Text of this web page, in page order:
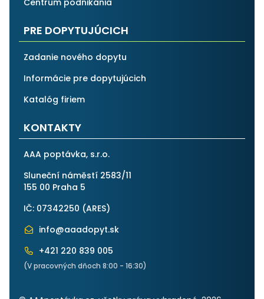
Centrum podnikánia
PRE DOPYTUJÚCICH
Zadanie nového dopytu
Informácie pre dopytujúcich
Katalóg firiem
KONTAKTY
AAA poptávka, s.r.o.
Sluneční náměstí 2583/11
155 00 Praha 5
IČ: 07342250 (ARES)
info@aaadopyt.sk
+421 220 839 005
(V pracovných dňoch 8:00 - 16:30)